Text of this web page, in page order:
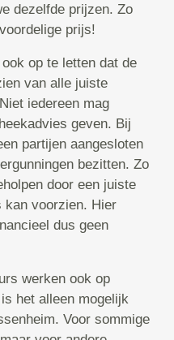
dezelfde prijzen. Zo
prijs!
op te letten dat de
van alle juiste
iedereen mag
geven. Bij
partijen aangesloten
bezitten. Zo
door een juiste
kan voorzien. Hier
dus geen
werken ook op
het alleen mogelijk
Voor sommige